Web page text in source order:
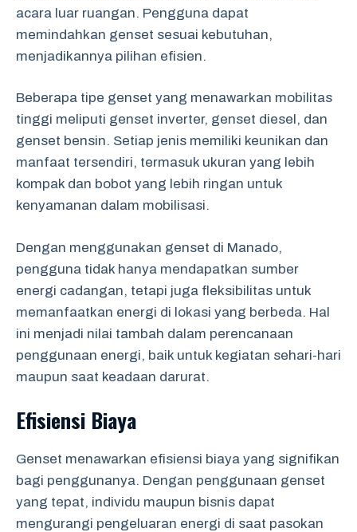
acara luar ruangan. Pengguna dapat
memindahkan genset sesuai kebutuhan,
menjadikannya pilihan efisien.
Beberapa tipe genset yang menawarkan mobilitas
tinggi meliputi genset inverter, genset diesel, dan
genset bensin. Setiap jenis memiliki keunikan dan
manfaat tersendiri, termasuk ukuran yang lebih
kompak dan bobot yang lebih ringan untuk
kenyamanan dalam mobilisasi.
Dengan menggunakan genset di Manado,
pengguna tidak hanya mendapatkan sumber
energi cadangan, tetapi juga fleksibilitas untuk
memanfaatkan energi di lokasi yang berbeda. Hal
ini menjadi nilai tambah dalam perencanaan
penggunaan energi, baik untuk kegiatan sehari-hari
maupun saat keadaan darurat.
Efisiensi Biaya
Genset menawarkan efisiensi biaya yang signifikan
bagi penggunanya. Dengan penggunaan genset
yang tepat, individu maupun bisnis dapat
mengurangi pengeluaran energi di saat pasokan